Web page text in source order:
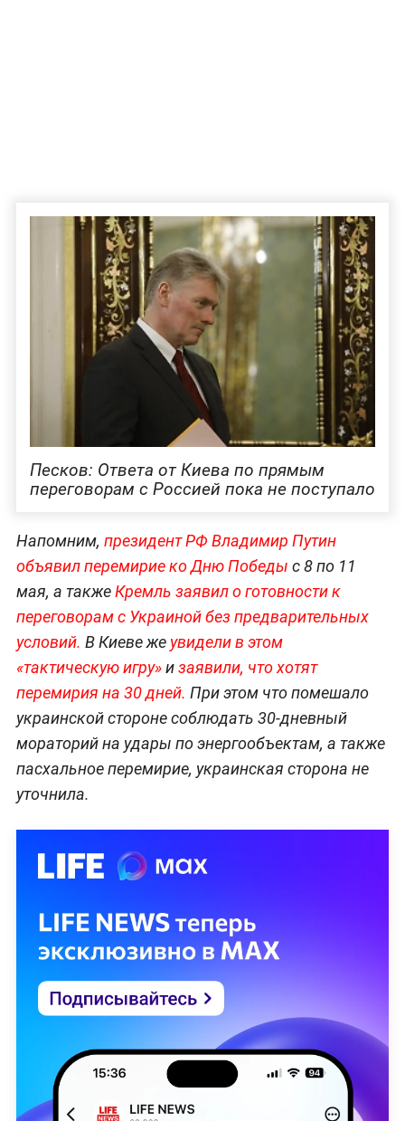
Песков: Ответа от Киева по прямым
переговорам с Россией пока не поступало
Напомним, президент РФ Владимир Путин
объявил перемирие ко Дню Победы с 8 по 11
мая, а такжеКремль заявил о готовности к
переговорам с Украиной без предварительных
условий. В Киеве же увидели в этом
«тактическую игру»изаявили, что хотят
перемирия на 30 дней. При этом что помешало
украинской стороне соблюдать 30-дневный
мораторий на удары по энергообъектам, а также
пасхальное перемирие, украинская сторона не
уточнила.